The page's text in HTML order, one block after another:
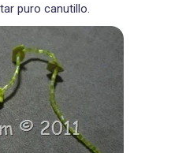
puro canutillo.